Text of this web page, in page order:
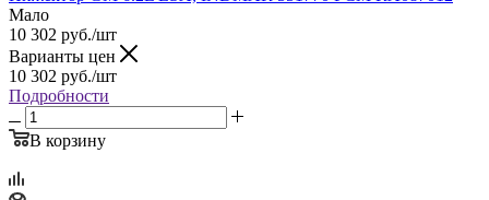
Мало
10 302 руб./шт
Варианты цен
10 302 руб./шт
Подробности
В корзину